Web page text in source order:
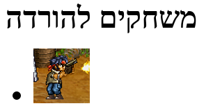
משחקים להורדה